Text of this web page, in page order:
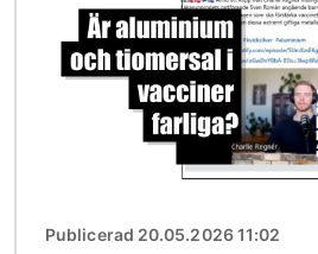
Publicerad 20.05.2026 11:02